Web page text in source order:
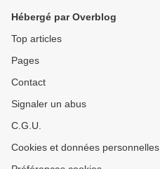
Hébergé par Overblog
Top articles
Pages
Contact
Signaler un abus
C.G.U.
Cookies et données personnelles